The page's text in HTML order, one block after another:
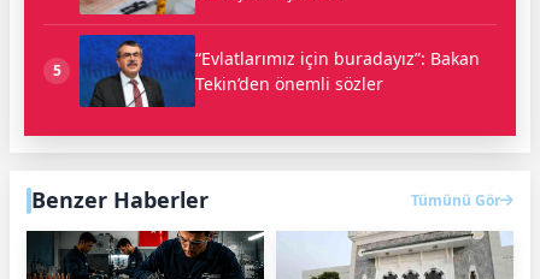
5
“Evlatlarımız için buradayız”: Bakan
Tekin’den önemli sözler
Benzer Haberler Tümünü Gör